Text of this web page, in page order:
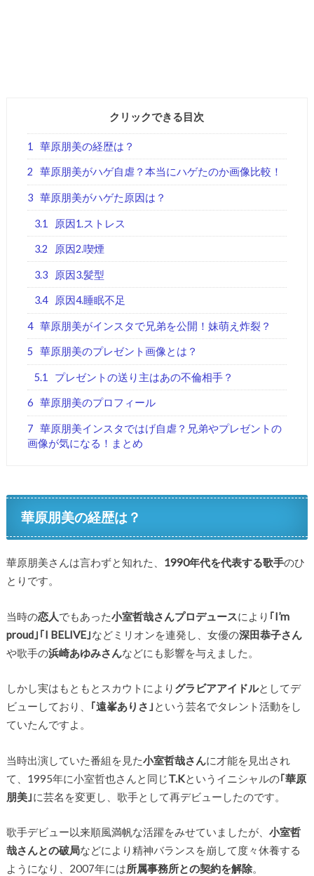
クリックできる目次
1 華原朋美の経歴は？
2 華原朋美がハゲ自虐？本当にハゲたのか画像比較！
3 華原朋美がハゲた原因は？
3.1 原因1.ストレス
3.2 原因2.喫煙
3.3 原因3.髪型
3.4 原因4.睡眠不足
4 華原朋美がインスタで兄弟を公開！妹萌え炸裂？
5 華原朋美のプレゼント画像とは？
5.1 プレゼントの送り主はあの不倫相手？
6 華原朋美のプロフィール
7 華原朋美インスタではげ自虐？兄弟やプレゼントの
画像が気になる！まとめ
華原朋美の経歴は？
華原朋美さんは言わずと知れた、 1990年代を代表する歌手のひ
とりです。
当時の恋人でもあった小室哲哉さんプロデュースにより ｢I’m
proud｣｢I BELIVE｣などミリオンを連発し、女優の深田恭子さん
や歌手の浜崎あゆみさんなどにも影響を与えました。
しかし実はもともとスカウトにより グラビアアイドルとしてデ
ビューしており、
｢遠峯ありさ｣ という芸名でタレント活動をし
ていたんですよ。
当時出演していた番組を見た小室哲哉さんに才能を見出され
て、1995年に小室哲也さんと同じT.Kというイニシャルの｢華原
朋美｣に芸名を変更し、歌手として再デビューしたのです。
歌手デビュー以来順風満帆な活躍をみせていましたが、 小室哲
哉さんとの破局などにより精神バランスを崩して度々休養する
ようになり、2007年には所属事務所との契約を解除。